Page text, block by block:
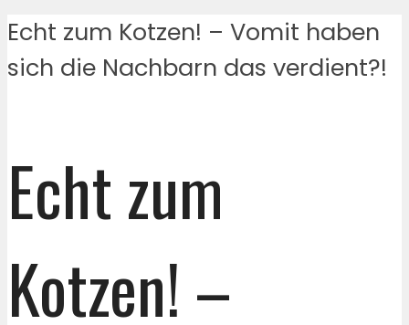
Echt zum Kotzen! – Vomit haben
sich die Nachbarn das verdient?!
Echt zum
Kotzen! –